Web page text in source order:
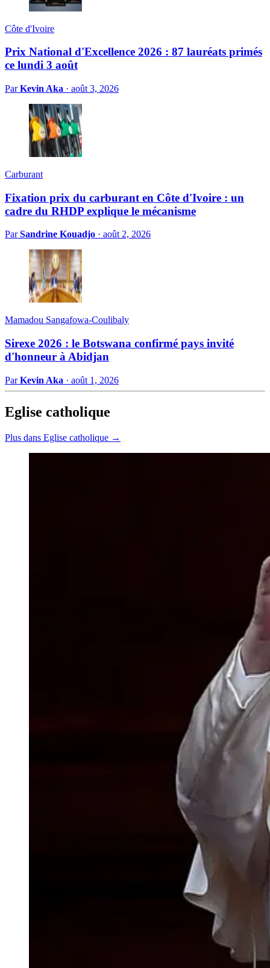
Côte d'Ivoire
Prix National d'Excellence 2026 : 87 lauréats primés
ce lundi 3 août
ParKevin Aka · août 3, 2026
Carburant
Fixation prix du carburant en Côte d'Ivoire : un
cadre du RHDP explique le mécanisme
ParSandrine Kouadjo · août 2, 2026
Mamadou Sangafowa-Coulibaly
Sirexe 2026 : le Botswana confirmé pays invité
d'honneur à Abidjan
ParKevin Aka · août 1, 2026
Eglise catholique
Plus dans Eglise catholique →